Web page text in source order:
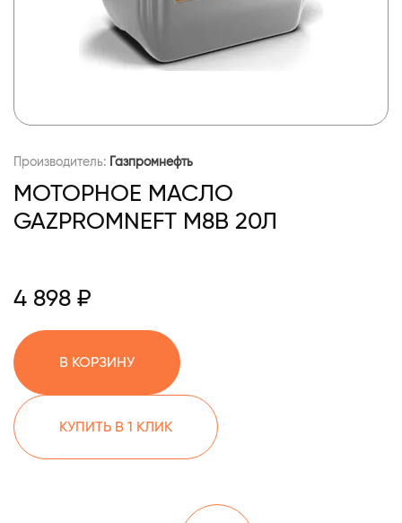
Производитель: Газпромнефть
МОТОРНОЕ МАСЛО
GAZPROMNEFT М8В 20Л
4 898 ₽
В КОРЗИНУ
КУПИТЬ В 1 КЛИК